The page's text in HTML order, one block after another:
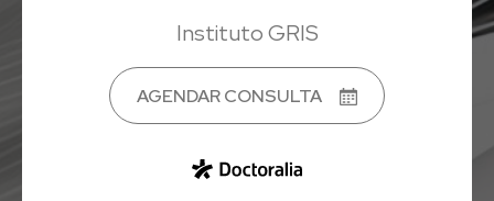
Instituto GRIS
AGENDAR CONSULTA